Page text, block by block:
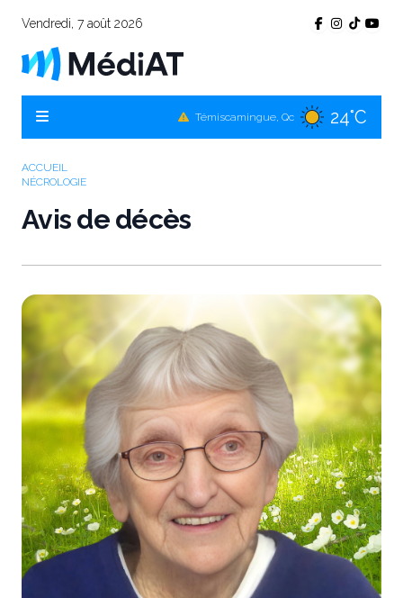
Vendredi, 7 août 2026
La Sarre, Qc 24°C
ACCUEIL
NÉCROLOGIE
Avis de décès